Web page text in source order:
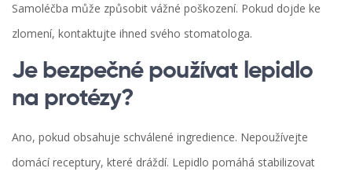
Samoléčba může způsobit vážné poškození. Pokud dojde ke
zlomení, kontaktujte ihned svého stomatologa.
Je bezpečné používat lepidlo
na protézy?
Ano, pokud obsahuje schválené ingredience. Nepoužívejte
domácí receptury, které dráždí. Lepidlo pomáhá stabilizovat